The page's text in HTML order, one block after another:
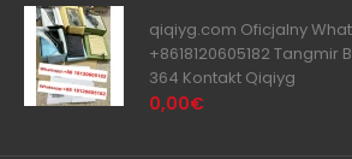
qiqiyg.com Oficjalny
+8618120605182 Tangmir
364 Kontakt Qiqiyg
0,00€